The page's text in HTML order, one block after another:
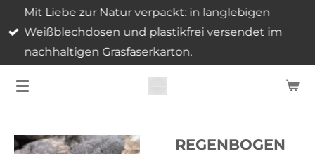
Zum
Hauptinhalt
springen
Mit Liebe zur Natur verpackt: in langlebigen
Weißblechdosen und plastikfrei versendet im
nachhaltigen Grasfaserkarton.
REGENBOGEN